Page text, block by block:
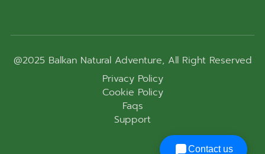
@2025Balkan Natural Adventure, All Right Reserved
Privacy Policy
Cookie Policy
Faqs
Support
Contact us